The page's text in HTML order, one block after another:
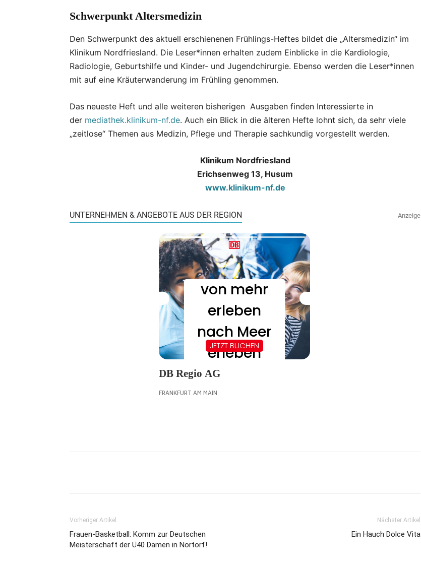
Schwerpunkt Altersmedizin
Den Schwerpunkt des aktuell erschienenen Frühlings-Heftes bildet die „Altersmedizin“ im
Klinikum Nordfriesland. Die Leser*innen erhalten zudem Einblicke in die Kardiologie,
Radiologie, Geburtshilfe und Kinder- und Jugendchirurgie. Ebenso werden die Leser*innen
mit auf eine Kräuterwanderung im Frühling genommen.
Das neueste Heft und alle weiteren bisherigen Ausgaben finden Interessierte in
der mediathek.klinikum-nf.de. Auch ein Blick in die älteren Hefte lohnt sich, da sehr viele
„zeitlose“ Themen aus Medizin, Pflege und Therapie sachkundig vorgestellt werden.
Klinikum Nordfriesland
Erichsenweg 13, Husum
www.klinikum-nf.de
Vorheriger Artikel
Frauen-Basketball: Komm zur Deutschen
Meisterschaft der Ü40 Damen in Nortorf!
Nächster Artikel
Ein Hauch Dolce Vita